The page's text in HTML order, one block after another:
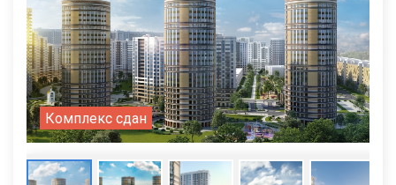
Комплекс сдан